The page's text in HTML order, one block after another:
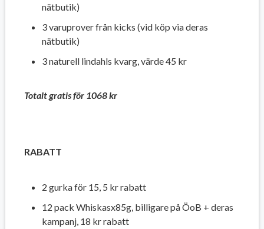
nätbutik)
3 varuprover från kicks (vid köp via deras
nätbutik)
3 naturell lindahls kvarg, värde 45 kr
Totalt gratis för 1068 kr
RABATT
2 gurka för 15, 5 kr rabatt
12 pack Whiskasx85g, billigare på ÖoB + deras
kampanj, 18 kr rabatt